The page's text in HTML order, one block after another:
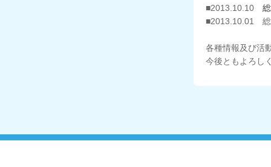
■2013.10.10
■2013.10.01
各種情報及び活
今後ともよろし